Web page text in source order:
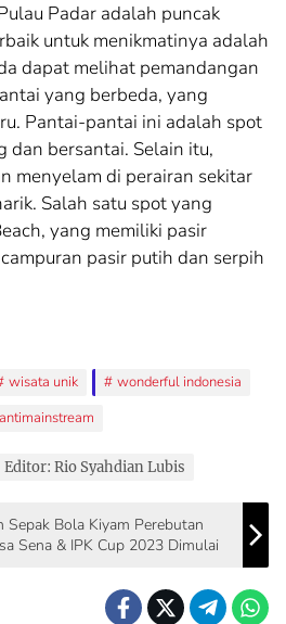
Padar adalah puncak
untuk menikmatinya adalah
dapat melihat pemandangan
yang berbeda, yang
Pantai-pantai ini adalah spot
dan bersantai. Selain itu,
menyelam di perairan sekitar
Salah satu spot yang
yang memiliki pasir
pasir putih dan serpih
wisata unik
wonderful indonesia
Editor: Rio Syahdian Lubis
Sepak Bola Kiyam Perebutan
Sena & IPK Cup 2023 Dimulai